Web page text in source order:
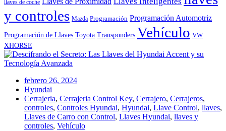
llaves de coche
y controles Mazda Programación Programación Automotriz
Programación de Llaves Toyota Transponders Vehículo VW
XHORSE
febrero 26, 2024
Hyundai
Cerrajeria, Cerrajeria Control Key, Cerrajero, Cerrajeros,
controles, Controles Hyundai, Hyundai, Llave Control, llaves,
Llaves de Carro con Control, Llaves Hyundai, llaves y
controles, Vehículo